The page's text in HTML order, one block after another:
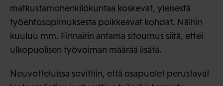
matkustamohenkilökuntaa koskevat, yleisestä
työehtosopimuksesta poikkeavat kohdat. Näihin
kuuluu mm. Finnairin antama sitoumus siitä, ettei
ulkopuolisen työvoiman määrää lisätä.
Neuvotteluissa sovittiin, että osapuolet perustavat